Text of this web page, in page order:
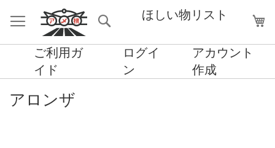
ほしい物リスト
ご利用ガ
イド
ログイ
ン
アカウント
作成
アロンザ